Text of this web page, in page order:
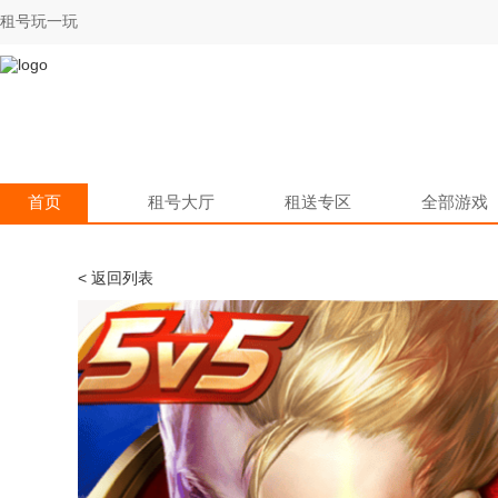
租号玩一玩
首页 租号大厅 租送专区 全部游戏
< 返回列表